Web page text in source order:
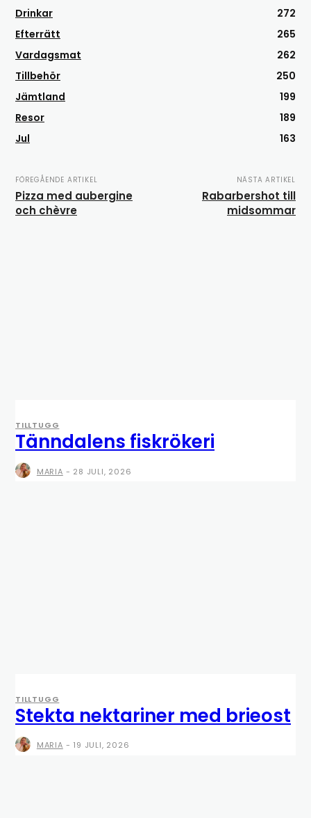
Drinkar
272
Efterrätt
265
Vardagsmat
262
Tillbehör
250
Jämtland
199
Resor
189
Jul
163
FÖREGÅENDE ARTIKEL
Pizza med aubergine
och chèvre
NÄSTA ARTIKEL
Rabarbershot till
midsommar
TILLTUGG
Tänndalens fiskrökeri
MARIA - 28 JULI, 2026
TILLTUGG
Stekta nektariner med brieost
MARIA - 19 JULI, 2026